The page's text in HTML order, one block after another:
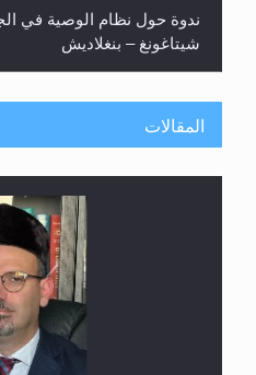
ندوة حول نظام الوصية في
شيتاغونغ – بنغلاديش
اليوم الوطني الرياضي
المقالات